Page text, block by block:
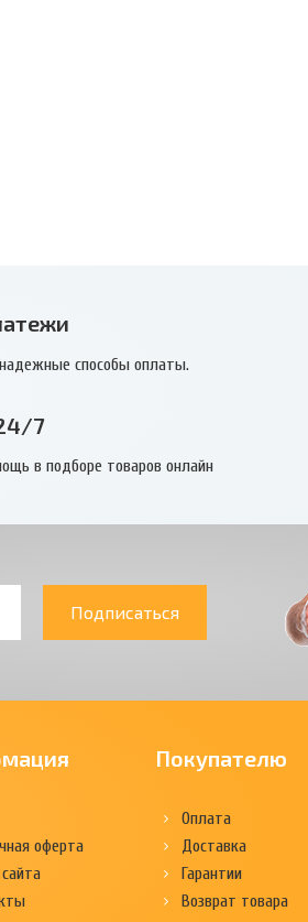
способы оплаты.
7
в подборе товаров онлайн
Подписаться
оферта
Покупателю
Оплата
Доставка
Гарантии
Возврат товара